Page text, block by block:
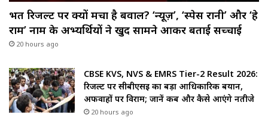
भर्ती रिजल्ट पर क्यों मचा है बवाल? ‘न्यूज़’, ‘स्पेस रानी’ और ‘हे
राम’ नाम के अभ्यर्थियों ने खुद सामने आकर बताई सच्चाई
20 hours ago
CBSE KVS, NVS & EMRS Tier-2 Result 2026:
रिजल्ट पर सीबीएसई का बड़ा आधिकारिक बयान,
अफवाहों पर विराम; जानें कब और कैसे आएंगे नतीजे
20 hours ago